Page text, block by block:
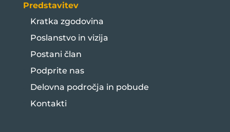
Predstavitev
Kratka zgodovina
Poslanstvo in vizija
Postani član
Podprite nas
Delovna področja in pobude
Kontakti